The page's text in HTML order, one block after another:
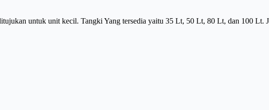
untuk unit kecil. Tangki Yang tersedia yaitu 35 Lt, 50 Lt, 80 Lt, dan 100 Lt.